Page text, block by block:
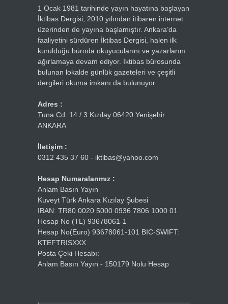
1 Ocak 1981 tarihinde yayın hayatına başlayan
İktibas Dergisi, 2010 yılından itibaren internet
üzerinden de yayına başlamıştır. Ankara’da
faaliyetini sürdüren İktibas Dergisi, halen ilk
kurulduğu büroda okuyucularını ve yazarlarını
ağırlamaya devam ediyor. İktibas bürosunda
bulunan lokalde günlük gazeteleri ve çeşitli
dergileri okuma imkanı da bulunuyor.
Adres :
Tuna Cd. 14 / 3 Kızılay 06420 Yenişehir
ANKARA
İletişim :
0312 435 37 60 - iktibas@yahoo.com
Hesap Numaralarımız :
Anlam Basın Yayın
Kuveyt Türk Ankara Kızılay Şubesi
IBAN: TR80 0020 5000 0936 7806 1000 01
Hesap No (TL) 93678061-1
Hesap No(Euro) 93678061-101 BIC-SWIFT:
KTEFTRISXXX
Posta Çeki Hesabı:
Anlam Basın Yayın - 150179 Nolu Hesap